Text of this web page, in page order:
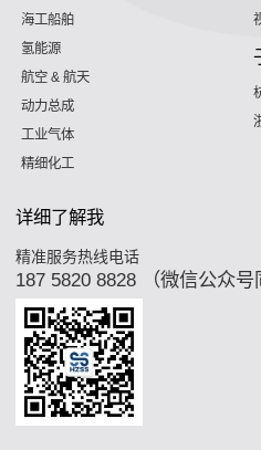
海工船舶
氢能源
航空 & 航天
动力总成
工业气体
精细化工
详细了解我
精准服务热线电话
187 5820 8828 （微信公众号